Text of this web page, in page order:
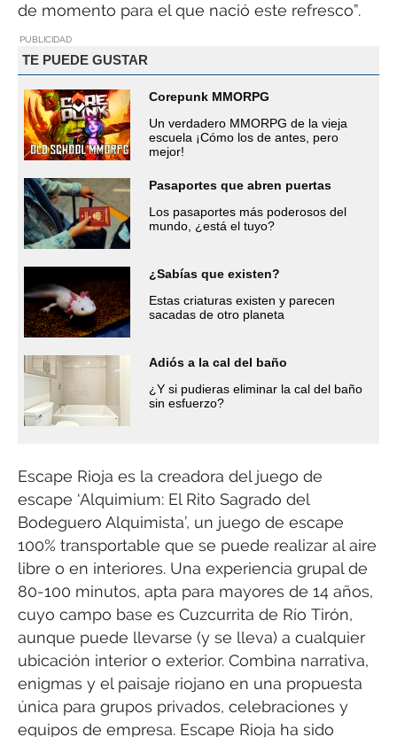
de momento para el que nació este refresco”.
PUBLICIDAD
TE PUEDE GUSTAR
Corepunk MMORPG
Un verdadero MMORPG de la vieja
escuela ¡Cómo los de antes, pero
mejor!
Pasaportes que abren puertas
Los pasaportes más poderosos del
mundo, ¿está el tuyo?
¿Sabías que existen?
Estas criaturas existen y parecen
sacadas de otro planeta
Adiós a la cal del baño
¿Y si pudieras eliminar la cal del baño
sin esfuerzo?
Escape Rioja es la creadora del juego de
escape ‘Alquimium: El Rito Sagrado del
Bodeguero Alquimista’, un juego de escape
100% transportable que se puede realizar al aire
libre o en interiores. Una experiencia grupal de
80-100 minutos, apta para mayores de 14 años,
cuyo campo base es Cuzcurrita de Río Tirón,
aunque puede llevarse (y se lleva) a cualquier
ubicación interior o exterior. Combina narrativa,
enigmas y el paisaje riojano en una propuesta
única para grupos privados, celebraciones y
equipos de empresa. Escape Rioja ha sido